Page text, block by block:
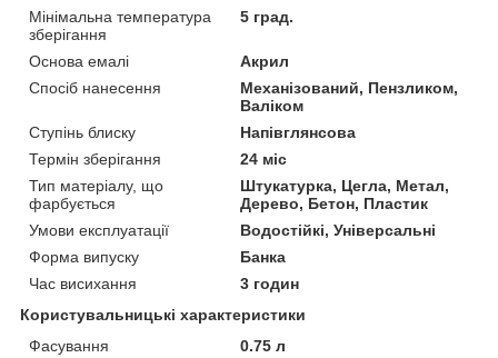
Мінімальна температура
зберігання
5 град.
Основа емалі
Акрил
Спосіб нанесення
Механізований, Пензликом,
Валіком
Ступінь блиску
Напівглянсова
Термін зберігання
24 міс
Тип матеріалу, що
фарбується
Штукатурка, Цегла, Метал,
Дерево, Бетон, Пластик
Умови експлуатації
Водостійкі, Універсальні
Форма випуску
Банка
Час висихання
3 годин
Користувальницькі характеристики
Фасування
0.75 л